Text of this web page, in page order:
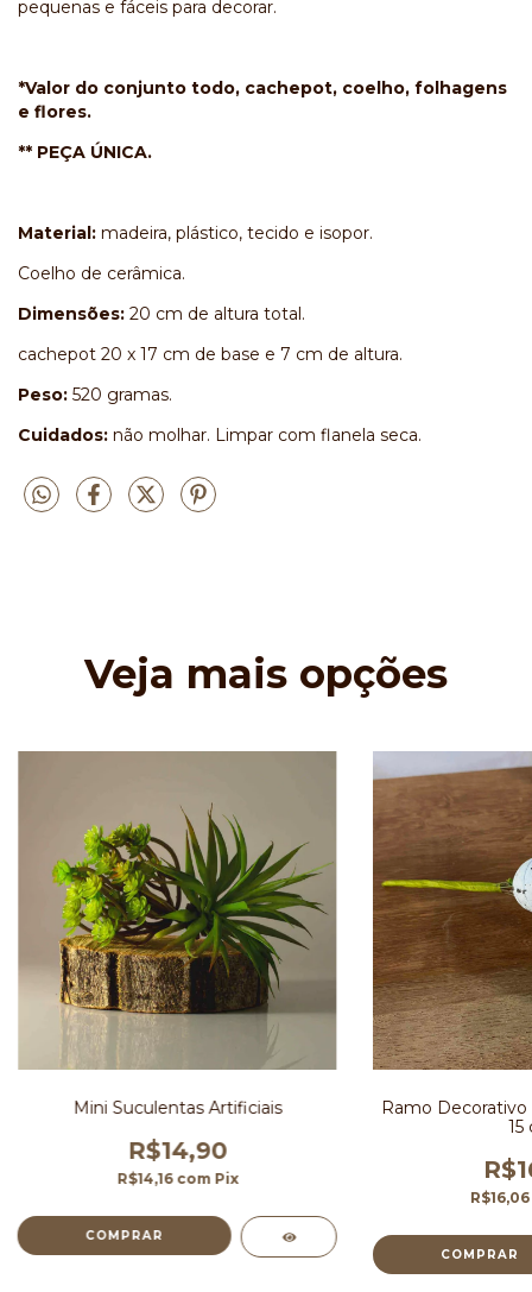
pequenas e fáceis para decorar.
*Valor do conjunto todo, cachepot, coelho, folhagens
e flores.
** PEÇA ÚNICA.
Material: madeira, plástico, tecido e isopor.
Coelho de cerâmica.
Dimensões: 20 cm de altura total.
cachepot 20 x 17 cm de base e 7 cm de altura.
Peso: 520 gramas.
Cuidados: não molhar. Limpar com flanela seca.
Veja mais opções
Mini Suculentas Artificiais
R$14,90
R$14,16 com Pix
COMPRAR
Ramo
15
R$16,06